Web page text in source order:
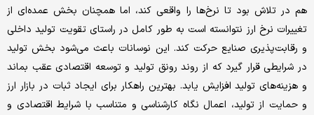
هم در تلاش بود تا نرخ‌ها را واقعی کند، اما همچنان بخش عمده‌ای از
تغییرات نرخ ارز نتوانسته است به ‌طور کامل در راستای تقویت تولید داخلی
و رقابت‌پذیری صنایع حرکت کند. این نوسانات باعث می‌شود بخش تولید
در شرایطی قرار گیرد که از روند رونق تولید و توسعه اقتصادی عقب بماند
و هزینه‌های تولید افزایش یابد. بهترین راهکار برای ایجاد ثبات در بازار ارز
و حمایت از تولید، اعمال نگاه کارشناسی و متناسب با شرایط اقتصادی و